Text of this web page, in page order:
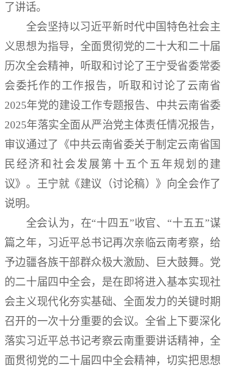
了讲话。
全会坚持以习近平新时代中国特色社会主
义思想为指导，全面贯彻党的二十大和二十届
历次全会精神，听取和讨论了王宁受省委常委
会委托作的工作报告，听取和讨论了云南省
2025年党的建设工作专题报告、中共云南省委
2025年落实全面从严治党主体责任情况报告，
审议通过了《中共云南省委关于制定云南省国
民经济和社会发展第十五个五年规划的建
议》。王宁就《建议（讨论稿）》向全会作了
说明。
全会认为，在“十四五”收官、“十五五”谋
篇之年，习近平总书记再次亲临云南考察，给
予边疆各族干部群众极大激励、巨大鼓舞。党
的二十届四中全会，是在即将进入基本实现社
会主义现代化夯实基础、全面发力的关键时期
召开的一次十分重要的会议。全省上下要深化
落实习近平总书记考察云南重要讲话精神，全
面贯彻党的二十届四中全会精神，切实把思想